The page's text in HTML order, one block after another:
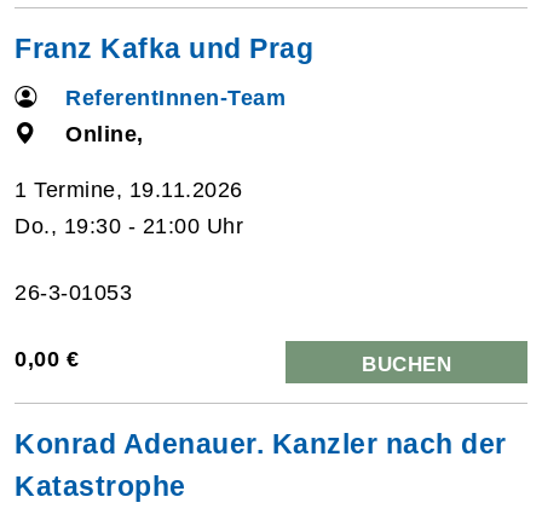
Franz Kafka und Prag
ReferentInnen-Team
Online,
1 Termine, 19.11.2026
Do., 19:30 - 21:00 Uhr
26-3-01053
0,00 € BUCHEN
Konrad Adenauer. Kanzler nach der
Katastrophe